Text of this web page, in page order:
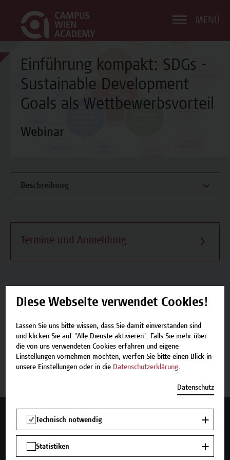
MENÜ
Einführung kompakt: SDGs -
Sustainable Development
Goals als Wettbewerbsvorteil
Webinar
Beschreibung
Termine und Anmeldung
Beschreibung
Termine und Anmeldung
Jetzt anmelden
Mehr Infos gewünscht?
Diese Webseite verwendet Cookies!
Lassen Sie uns bitte wissen, dass Sie damit einverstanden sind
und klicken Sie auf "Alle Dienste aktivieren". Falls Sie mehr über
die von uns verwendeten Cookies erfahren und eigene
Einstellungen vornehmen möchten, werfen Sie bitte einen Blick in
unsere Einstellungen oder in die Datenschutzerklärung.
Datenschutz
Technisch notwendig
Statistiken